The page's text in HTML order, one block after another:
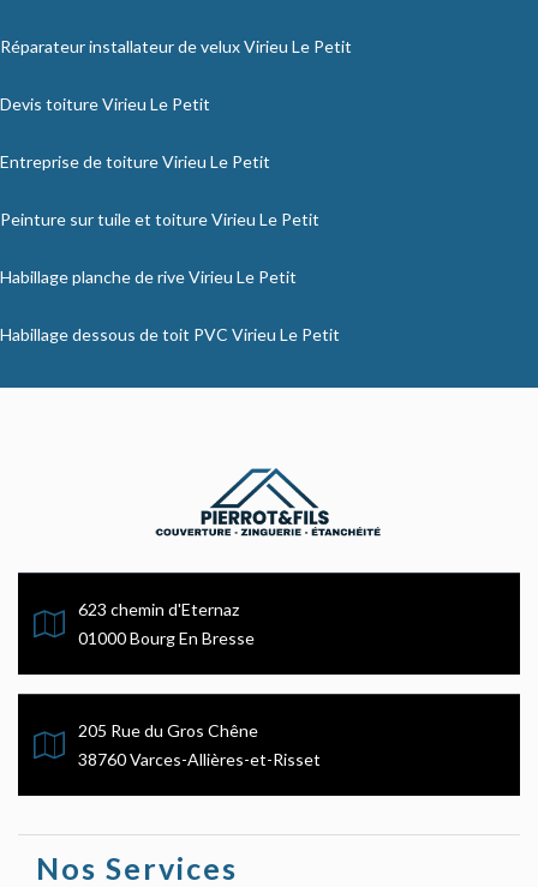
Réparateur installateur de velux Virieu Le Petit
Devis toiture Virieu Le Petit
Entreprise de toiture Virieu Le Petit
Peinture sur tuile et toiture Virieu Le Petit
Habillage planche de rive Virieu Le Petit
Habillage dessous de toit PVC Virieu Le Petit
623 chemin d'Eternaz
01000 Bourg En Bresse
205 Rue du Gros Chêne
38760 Varces-Allières-et-Risset
Nos Services